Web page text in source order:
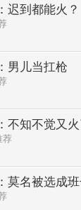
迟到都能火？
男儿当扛枪
不知不觉又火
荐
莫名被选成班